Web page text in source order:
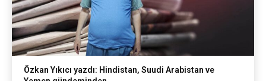
Özkan Yıkıcı yazdı: Hindistan, Suudi Arabistan ve